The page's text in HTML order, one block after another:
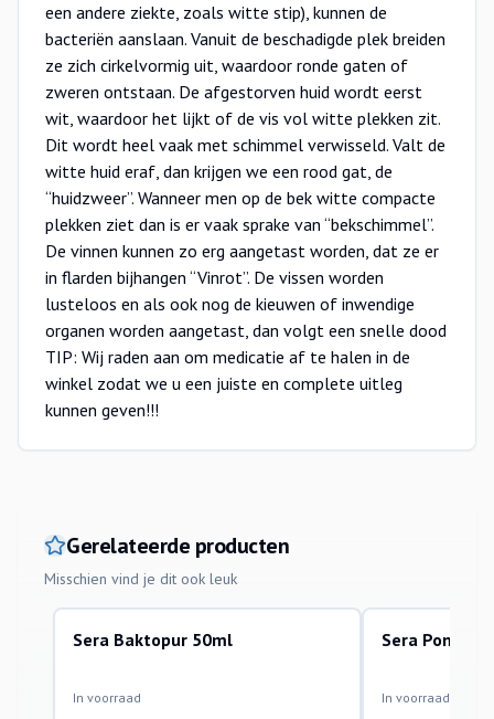
een andere ziekte, zoals witte stip), kunnen de
bacteriën aanslaan. Vanuit de beschadigde plek breiden
ze zich cirkelvormig uit, waardoor ronde gaten of
zweren ontstaan. De afgestorven huid wordt eerst
wit, waardoor het lijkt of de vis vol witte plekken zit.
Dit wordt heel vaak met schimmel verwisseld. Valt de
witte huid eraf, dan krijgen we een rood gat, de
“huidzweer”. Wanneer men op de bek witte compacte
plekken ziet dan is er vaak sprake van “bekschimmel”.
De vinnen kunnen zo erg aangetast worden, dat ze er
in flarden bijhangen “Vinrot”. De vissen worden
lusteloos en als ook nog de kieuwen of inwendige
organen worden aangetast, dan volgt een snelle dood
TIP: Wij raden aan om medicatie af te halen in de
winkel zodat we u een juiste en complete uitleg
kunnen geven!!!
Gerelateerde producten
Misschien vind je dit ook leuk
vitamines en medicatie
Sera Baktopur 50ml
In voorraad
vitamines en
Sera Pond
In voorraad